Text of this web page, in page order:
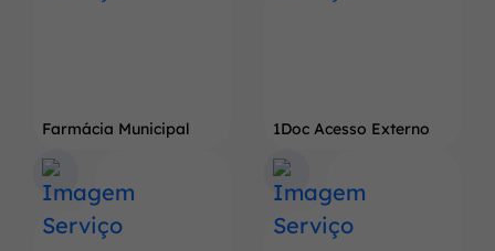
Farmácia Municipal 1Doc Acesso Externo